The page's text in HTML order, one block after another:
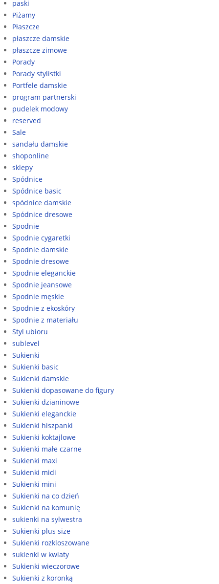
paski
Piżamy
Płaszcze
płaszcze damskie
płaszcze zimowe
Porady
Porady stylistki
Portfele damskie
program partnerski
pudelek modowy
reserved
Sale
sandału damskie
shoponline
sklepy
Spódnice
Spódnice basic
spódnice damskie
Spódnice dresowe
Spodnie
Spodnie cygaretki
Spodnie damskie
Spodnie dresowe
Spodnie eleganckie
Spodnie jeansowe
Spodnie męskie
Spodnie z ekoskóry
Spodnie z materiału
Styl ubioru
sublevel
Sukienki
Sukienki basic
Sukienki damskie
Sukienki dopasowane do figury
Sukienki dzianinowe
Sukienki eleganckie
Sukienki hiszpanki
Sukienki koktajlowe
Sukienki małe czarne
Sukienki maxi
Sukienki midi
Sukienki mini
Sukienki na co dzień
Sukienki na komunię
sukienki na sylwestra
Sukienki plus size
Sukienki rozkloszowane
sukienki w kwiaty
Sukienki wieczorowe
Sukienki z koronką